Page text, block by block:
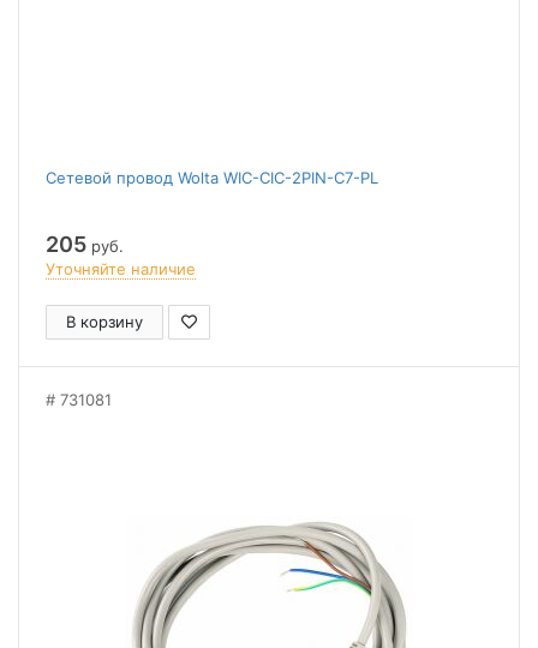
Сетевой провод Wolta WIC-CIC-2PIN-C7-PL
205 руб.
Уточняйте наличие
В корзину
731081